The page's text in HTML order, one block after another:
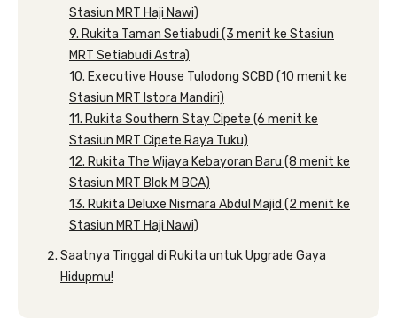
Stasiun MRT Haji Nawi)
9. Rukita Taman Setiabudi (3 menit ke Stasiun
MRT Setiabudi Astra)
10. Executive House Tulodong SCBD (10 menit ke
Stasiun MRT Istora Mandiri)
11. Rukita Southern Stay Cipete (6 menit ke
Stasiun MRT Cipete Raya Tuku)
12. Rukita The Wijaya Kebayoran Baru (8 menit ke
Stasiun MRT Blok M BCA)
13. Rukita Deluxe Nismara Abdul Majid (2 menit ke
Stasiun MRT Haji Nawi)
Saatnya Tinggal di Rukita untuk Upgrade Gaya
Hidupmu!